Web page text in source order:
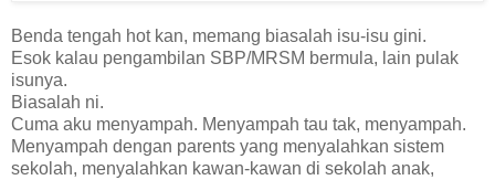
Benda tengah hot kan, memang biasalah isu-isu gini.
Esok kalau pengambilan SBP/MRSM bermula, lain pulak
isunya.
Biasalah ni.
Cuma aku menyampah. Menyampah tau tak, menyampah.
Menyampah dengan parents yang menyalahkan sistem
sekolah, menyalahkan kawan-kawan di sekolah anak,